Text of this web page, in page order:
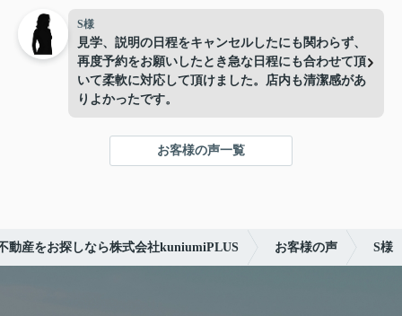
S様
見学、説明の日程をキャンセルしたにも関わらず、
再度予約をお願いしたとき急な日程にも合わせて頂
いて柔軟に対応して頂けました。店内も清潔感があ
りよかったです。
お客様の声一覧
動産をお探しなら株式会社kuniumiPLUS お客様の声 S様